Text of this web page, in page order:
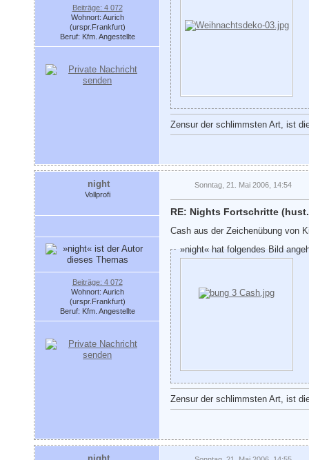
Beiträge: 4 072
Wohnort: Aurich
(urspr.Frankfurt)
Beruf: Kfm. Angestellte
Zensur der schlimmsten Art, ist
night
Vollprofi
Beiträge: 4 072
Wohnort: Aurich
(urspr.Frankfurt)
Beruf: Kfm. Angestellte
Sonntag, 21. Mai 2006, 14:54
RE: Nights Fortschritte
Cash aus der Zeichenübung von
»night« hat folgendes Bild
Zensur der schlimmsten Art, ist